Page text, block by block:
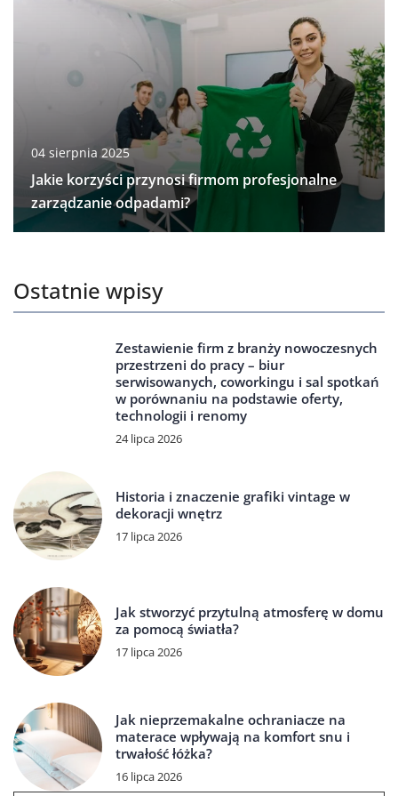
04 sierpnia 2025
Jakie korzyści przynosi firmom profesjonalne
zarządzanie odpadami?
Ostatnie wpisy
Zestawienie firm z branży nowoczesnych
przestrzeni do pracy – biur
serwisowanych, coworkingu i sal spotkań
w porównaniu na podstawie oferty,
technologii i renomy
24 lipca 2026
Historia i znaczenie grafiki vintage w
dekoracji wnętrz
17 lipca 2026
Jak stworzyć przytulną atmosferę w domu
za pomocą światła?
17 lipca 2026
Jak nieprzemakalne ochraniacze na
materace wpływają na komfort snu i
trwałość łóżka?
16 lipca 2026